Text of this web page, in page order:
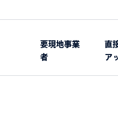
要現地事業
者
直
ア